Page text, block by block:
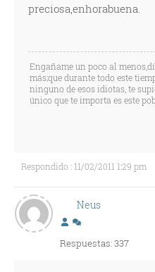
preciosa,enhorabuena.
Engañame un poco al
más;que durante todo este
ninguno de esos idiotas, te
único que te importa es este
Respondido : 11/02/2011 1:29 pm
Neus
Respuestas: 337